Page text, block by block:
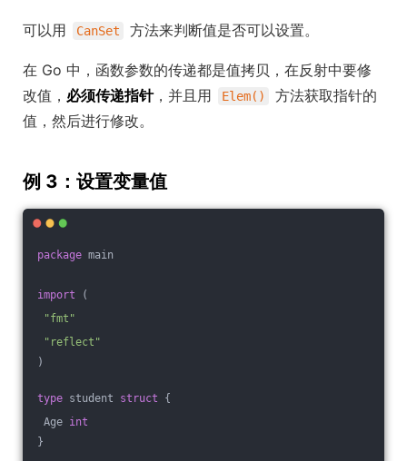
可以用 CanSet 方法来判断值是否可以设置。
在 Go 中，函数参数的传递都是值拷贝，在反射中要修
改值， 必须传递指针，并且用 Elem()
方法获取指针的
值，然后进行修改。
例 3：设置变量值
package main
import (
"fmt"
"reflect"
)
type student struct {
Age int
}